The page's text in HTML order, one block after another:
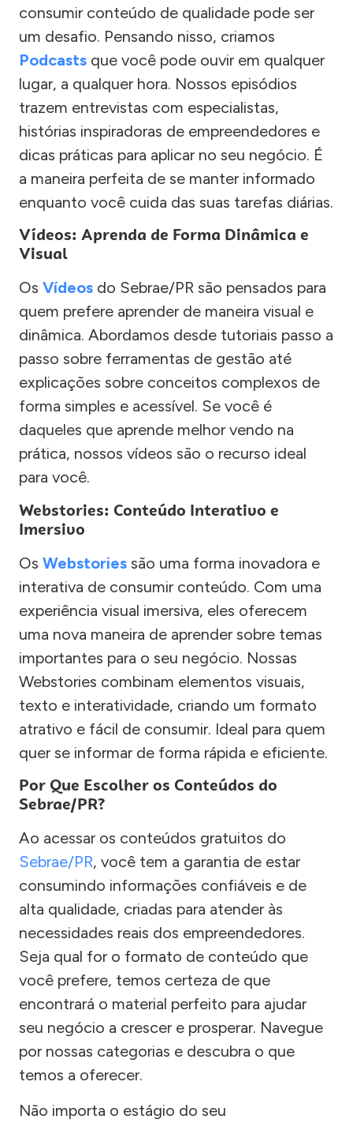
consumir conteúdo de qualidade pode ser
um desafio. Pensando nisso, criamos
Podcasts que você pode ouvir em qualquer
lugar, a qualquer hora. Nossos episódios
trazem entrevistas com especialistas,
histórias inspiradoras de empreendedores e
dicas práticas para aplicar no seu negócio. É
a maneira perfeita de se manter informado
enquanto você cuida das suas tarefas diárias.
Vídeos: Aprenda de Forma Dinâmica e
Visual
Os Vídeos do Sebrae/PR são pensados para
quem prefere aprender de maneira visual e
dinâmica. Abordamos desde tutoriais passo a
passo sobre ferramentas de gestão até
explicações sobre conceitos complexos de
forma simples e acessível. Se você é
daqueles que aprende melhor vendo na
prática, nossos vídeos são o recurso ideal
para você.
Webstories: Conteúdo Interativo e
Imersivo
Os Webstories são uma forma inovadora e
interativa de consumir conteúdo. Com uma
experiência visual imersiva, eles oferecem
uma nova maneira de aprender sobre temas
importantes para o seu negócio. Nossas
Webstories combinam elementos visuais,
texto e interatividade, criando um formato
atrativo e fácil de consumir. Ideal para quem
quer se informar de forma rápida e eficiente.
Por Que Escolher os Conteúdos do
Sebrae/PR?
Ao acessar os conteúdos gratuitos do
Sebrae/PR, você tem a garantia de estar
consumindo informações confiáveis e de
alta qualidade, criadas para atender às
necessidades reais dos empreendedores.
Seja qual for o formato de conteúdo que
você prefere, temos certeza de que
encontrará o material perfeito para ajudar
seu negócio a crescer e prosperar. Navegue
por nossas categorias e descubra o que
temos a oferecer.
Não importa o estágio do seu